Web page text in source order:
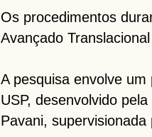
Os procedimentos
Avançado
A pesquisa envolve
USP, desenvolvido
Pavani,